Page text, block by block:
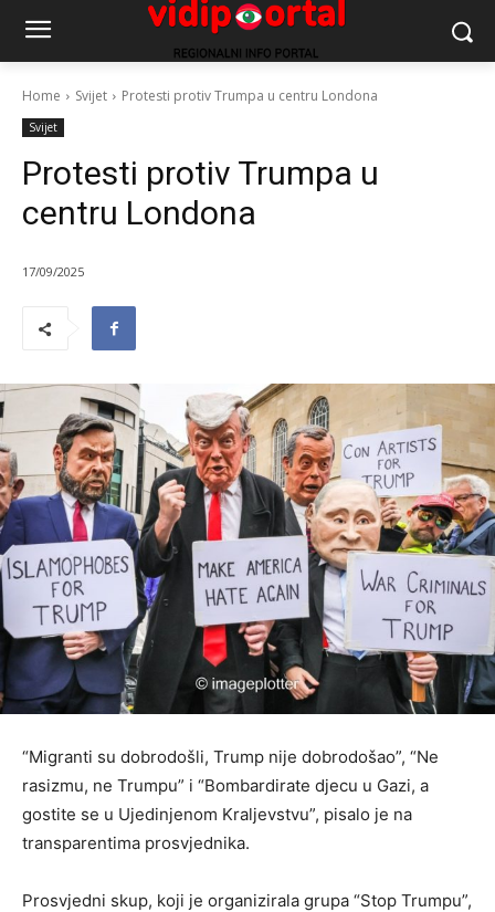
Home Svijet Protesti protiv Trumpa u centru Londona
Svijet
Protesti protiv Trumpa u
centru Londona
17/09/2025
“Migranti su dobrodošli, Trump nije dobrodošao”, “Ne
rasizmu, ne Trumpu” i “Bombardirate djecu u Gazi, a
gostite se u Ujedinjenom Kraljevstvu”, pisalo je na
transparentima prosvjednika.
Prosvjedni skup, koji je organizirala grupa “Stop Trumpu”,